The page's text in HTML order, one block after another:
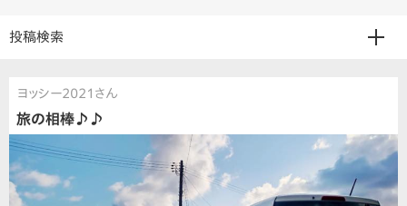
投稿検索
ヨッシー2021さん
旅の相棒♪♪